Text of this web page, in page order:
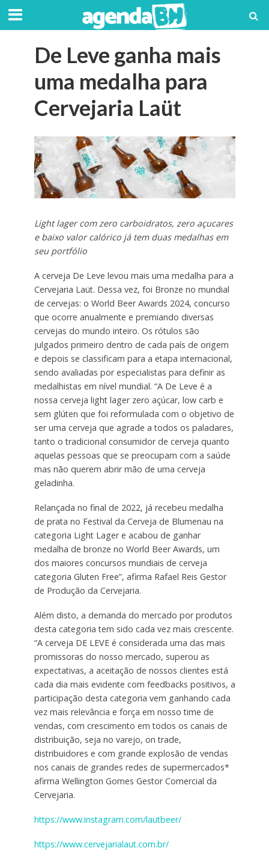
De Leve ganha mais
uma medalha para
Cervejaria Laüt
Light lager com zero carboidratos, zero açucares
e baixo valor calórico já tem duas medalhas em
seu portfólio
A cerveja De Leve levou mais uma medalha para a
Cervejaria Laüt. Dessa vez, foi Bronze no mundial
de cervejas: o World Beer Awards 2024, concurso
que ocorre anualmente e premiando diversas
cervejas do mundo inteiro. Os rótulos são
julgados primeiro dentro de cada país de origem
e depois se classificam para a etapa internacional,
sendo avaliadas por especialistas para definir as
medalhistas em nível mundial. “A De Leve é a
nossa cerveja light lager zero açúcar, low carb e
sem glúten que foi reformulada com o objetivo de
ser uma cerveja que agrade a todos os paladares,
tanto o tradicional consumidor de cerveja quanto
aquelas pessoas que se preocupam com a saúde
mas não querem abrir mão de uma cerveja
geladinha.
Relançada no final de 2022, já recebeu medalha
de prata no Festival da Cerveja de Blumenau na
categoria Light Lager e acabou de ganhar
medalha de bronze no World Beer Awards, um
dos maiores concursos mundiais de cerveja
categoria Gluten Free”, afirma Rafael Reis Gestor
de Produção da Cervejaria.
Além disto, a demanda do mercado por produtos
desta categoria tem sido cada vez mais crescente.
“A cerveja DE LEVE é considerada uma das mais
promissoras do nosso mercado, superou as
expectativas, a aceitação de nossos clientes está
cada dia mais evidente com feedbacks positivos, a
participação desta categoria vem ganhando cada
vez mais relevância e força em nosso time de
vendas, com crescimento em todos os canais de
distribuição, seja no varejo, on trade,
distribuidores e com grande explosão de vendas
nos canais de grandes redes de supermercados*
afirma Wellington Gomes Gestor Comercial da
Cervejaria.
https://www.instagram.com/lautbeer/
https://www.cervejarialaut.com.br/